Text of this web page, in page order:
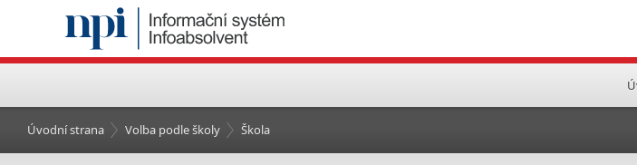
Úvodní strana Volba podle školy Škola